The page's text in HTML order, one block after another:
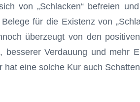
von „Schlacken“ befreien
für die Existenz von
überzeugt von den
besserer Verdauung und mehr
hat eine solche Kur auch